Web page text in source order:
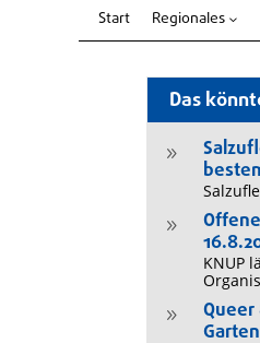
Start Regionales 3
Das
9
9
KNUP
9
Queer
Garten